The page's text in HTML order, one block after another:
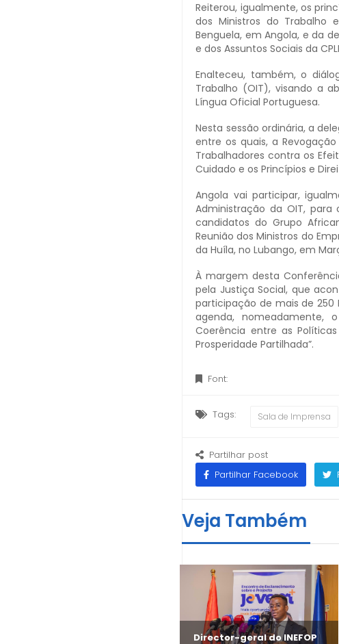
Reiterou, igualmente, os
dos Ministros do Trabalho
Benguela, em Angola, e da
e dos Assuntos Sociais da
Enalteceu, também, o
Trabalho (OIT), visando a
Língua Oficial Portuguesa.
Nesta sessão ordinária, a
entre os quais, a
Trabalhadores contra os
Cuidado e os Princípios e
Angola vai participar,
Administração da OIT,
candidatos do Grupo
Reunião dos Ministros do
da Huíla, no Lubango, em
À margem desta
pela Justiça Social, que
participação de mais de 250
agenda, nomeadamente,
Coerência entre as
Prosperidade Partilhada”.
Font:
Tags: Sala de Imprensa
Partilhar post
Partilhar Facebook
Veja Também
Director-geral do INEFOP